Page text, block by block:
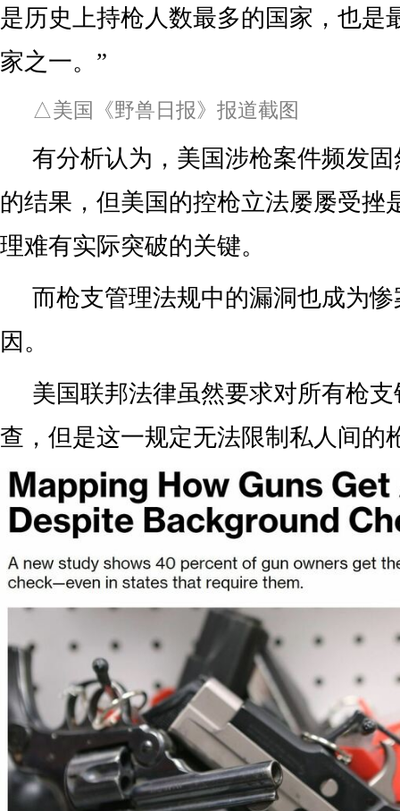
是历史上持枪人数最多的国家，也是
家之一。”
△美国《野兽日报》报道截图
有分析认为，美国涉枪案件频发
的结果，但美国的控枪立法屡屡受挫
理难有实际突破的关键。
而枪支管理法规中的漏洞也成为
因。
美国联邦法律虽然要求对所有枪
查，但是这一规定无法限制私人间的